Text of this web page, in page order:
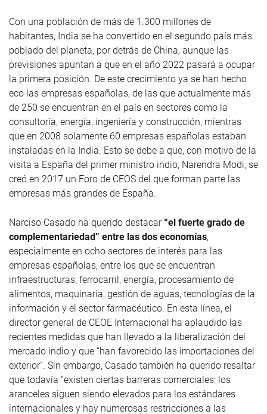
Con una población de más de 1.300 millones de
habitantes, India se ha convertido en el segundo país más
poblado del planeta, por detrás de China, aunque las
previsiones apuntan a que en el año 2022 pasará a ocupar
la primera posición. De este crecimiento ya se han hecho
eco las empresas españolas, de las que actualmente más
de 250 se encuentran en el país en sectores como la
consultoría, energía, ingeniería y construcción, mientras
que en 2008 solamente 60 empresas españolas estaban
instaladas en la India. Esto se debe a que, con motivo de la
visita a España del primer ministro indio, Narendra Modi, se
creó en 2017 un Foro de CEOS del que forman parte las
empresas más grandes de España.
Narciso Casado ha querido destacar“el fuerte grado de
complementariedad” entre las dos economías,
especialmente en ocho sectores de interés para las
empresas españolas, entre los que se encuentran
infraestructuras, ferrocarril, energía, procesamiento de
alimentos, maquinaria, gestión de aguas, tecnologías de la
información y el sector farmacéutico. En esta línea, el
director general de CEOE Internacional ha aplaudido las
recientes medidas que han llevado a la liberalización del
mercado indio y que “han favorecido las importaciones del
exterior”. Sin embargo, Casado también ha querido resaltar
que todavía “existen ciertas barreras comerciales: los
aranceles siguen siendo elevados para los estándares
internacionales y hay numerosas restricciones a las